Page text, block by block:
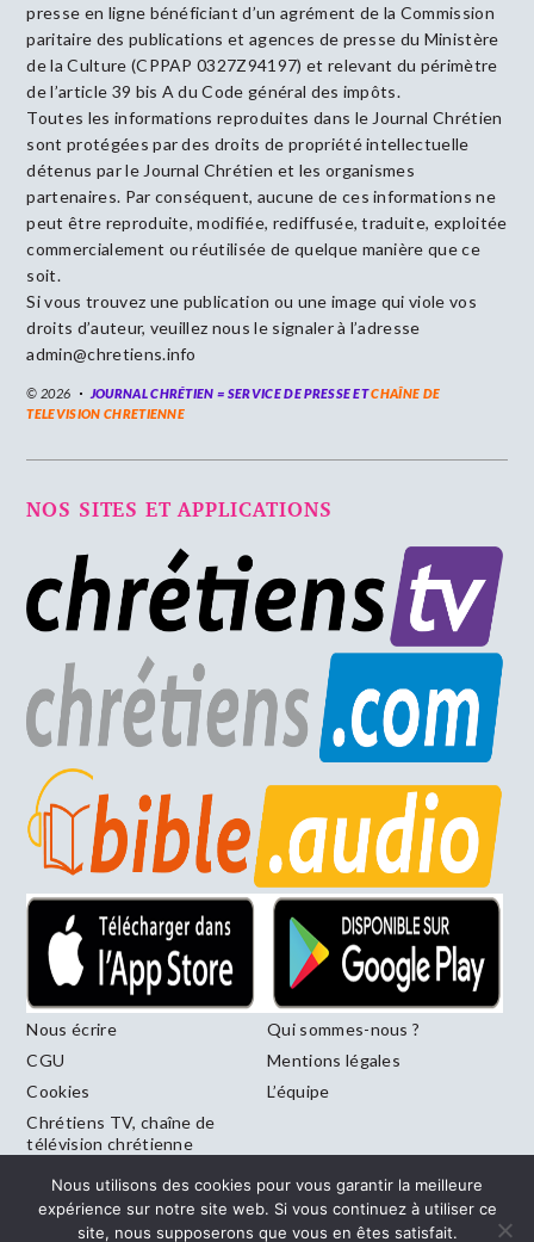
presse en ligne bénéficiant d’un agrément de la Commission
paritaire des publications et agences de presse du Ministère
de la Culture (CPPAP 0327Z94197) et relevant du périmètre
de l’article 39 bis A du Code général des impôts.
Toutes les informations reproduites dans le Journal Chrétien
sont protégées par des droits de propriété intellectuelle
détenus par le Journal Chrétien et les organismes
partenaires. Par conséquent, aucune de ces informations ne
peut être reproduite, modifiée, rediffusée, traduite, exploitée
commercialement ou réutilisée de quelque manière que ce
soit.
Si vous trouvez une publication ou une image qui viole vos
droits d’auteur, veuillez nous le signaler à l’adresse
admin@chretiens.info
© 2026 JOURNAL CHRÉTIEN = SERVICE DE PRESSE ETCHAÎNE DE
TELEVISION CHRETIENNE
NOS SITES ET APPLICATIONS
Nous écrire
Qui sommes-nous ?
CGU
Mentions légales
Cookies
L’équipe
Chrétiens TV, chaîne de
télévision chrétienne
le canal 246 de la Freebox
Nous utilisons des cookies pour vous garantir la meilleure
expérience sur notre site web. Si vous continuez à utiliser ce
site, nous supposerons que vous en êtes satisfait.